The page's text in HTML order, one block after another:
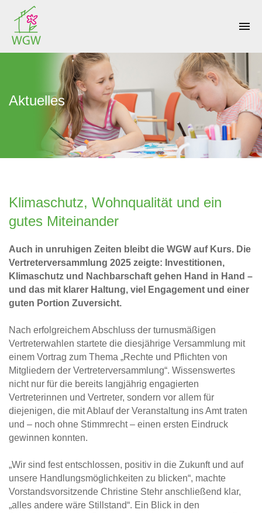
menu
Aktuelles
Klimaschutz, Wohnqualität und ein
gutes Miteinander
Auch in unruhigen Zeiten bleibt die WGW auf Kurs. Die
Vertreterversammlung 2025 zeigte: Investitionen,
Klimaschutz und Nachbarschaft gehen Hand in Hand –
und das mit klarer Haltung, viel Engagement und einer
guten Portion Zuversicht.
Nach erfolgreichem Abschluss der turnusmäßigen
Vertreterwahlen startete die diesjährige Versammlung mit
einem Vortrag zum Thema „Rechte und Pflichten von
Mitgliedern der Vertreterversammlung“. Wissenswertes
nicht nur für die bereits langjährig engagierten
Vertreterinnen und Vertreter, sondern vor allem für
diejenigen, die mit Ablauf der Veranstaltung ins Amt traten
und – noch ohne Stimmrecht – einen ersten Eindruck
gewinnen konnten.
„Wir sind fest entschlossen, positiv in die Zukunft und auf
unsere Handlungsmöglichkeiten zu blicken“, machte
Vorstandsvorsitzende Christine Stehr anschließend klar,
„alles andere wäre Stillstand“. Ein Blick in den